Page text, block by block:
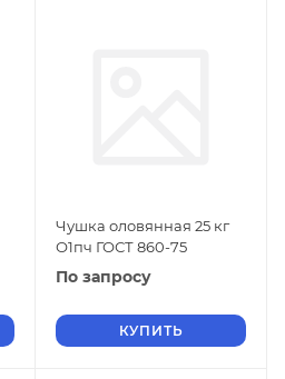
Чушка оловянная 25 кг
О1пч ГОСТ 860-75
По запросу
КУПИТЬ